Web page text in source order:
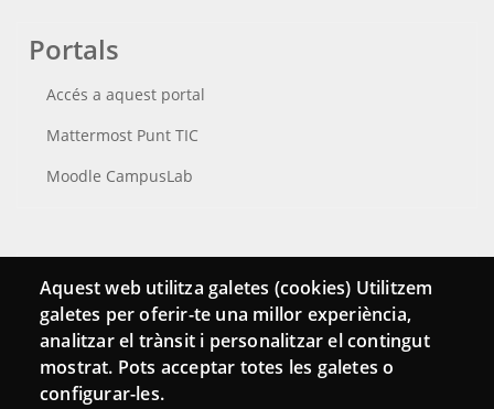
Portals
Accés a aquest portal
Mattermost Punt TIC
Moodle CampusLab
Connecta
Bustia de contacte
Butlletins
Aquest web utilitza galetes (cookies) Utilitzem
galetes per oferir-te una millor experiència,
analitzar el trànsit i personalitzar el contingut
mostrat. Pots acceptar totes les galetes o
configurar-les.